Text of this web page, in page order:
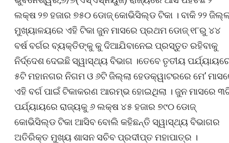
ଲକ୍ଷ ୨୭ ହଜାର ୭୫୦ ଡୋଜ୍ କୋଭିସିଲ୍ଡ ଟିକା । ବାକି ୨୨
ମୁଖ୍ୟାଳୟରେ ଏହି ଟିକା ଜୁନ ମାସରେ ପ୍ରଥମ ଡୋଜ୍ ୧୮ରୁ ୪୪
ବର୍ଷ ବର୍ଗର ବ୍ୟକ୍ତିଙ୍କୁ କୁ ଦିଆଯିବାନେଇ ପ୍ରସ୍ତୁତ ରହିବାକୁ
ନିର୍ଦ୍ଦେଶ ଦେଇଛି ସ୍ୱାସ୍ଥ୍ୟ ବିଭାଗ ।ତେବେ ତୃତୀୟ
୫ଟି ମହାନଗର ନିଗମ ଓ ୬ଟି ଜିଲ୍ଲା ହେଡକ୍ୱାଟରରେ ମେ’
ଏହି ବର୍ଗ ପାଇଁ ଟିକାକରଣ ଆରମ୍ଭ ହୋଇଥିଲା । ଜୁନ ମାସରେ
ପର୍ଯ୍ୟାୟରେ ରାଜ୍ୟକୁ ୬ ଲକ୍ଷ ୪୫ ହଜାର ୭୯୦ ଡୋଜ୍
କୋଭିସିଲ୍ଡ ଟିକା ଆସିବ ବୋଲି କହିଛନ୍ତି ସ୍ୱାସ୍ଥ୍ୟ ବିଭାଗର
ଅତିରିକ୍ତ ମୁଖ୍ୟ ଶାସନ ସଚିବ ପ୍ରଦୀପ୍ତ ମହାପାତ୍ର ।